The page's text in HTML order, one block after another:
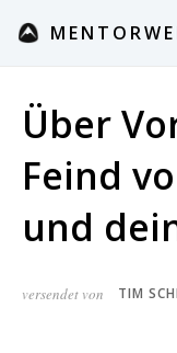
Über
Feind
und
versendet von TIM